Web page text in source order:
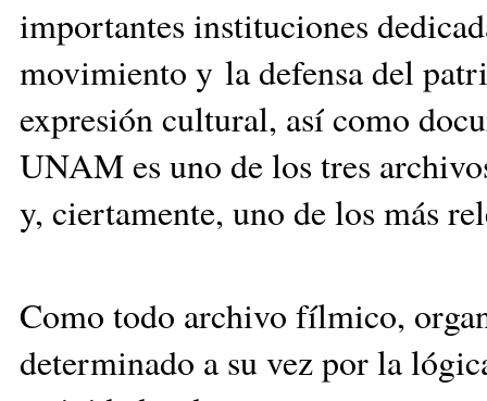
importantes instituciones
movimiento y la defensa del
expresión cultural, así como
UNAM es uno de los tres
y, ciertamente, uno de los más
Como todo archivo fílmico,
determinado a su vez por la